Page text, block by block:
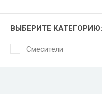
ВЫБЕРИТЕ КАТЕГОРИЮ:
Смесители